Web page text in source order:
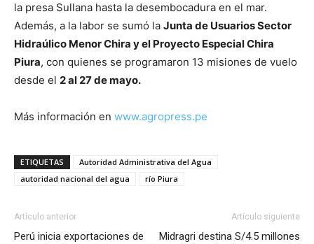
la presa Sullana hasta la desembocadura en el mar.
Además, a la labor se sumó la Junta de Usuarios Sector
Hidraúlico Menor Chira y el Proyecto Especial Chira
Piura, con quienes se programaron 13 misiones de vuelo
desde el 2 al 27 de mayo.
Más información en www.agropress.pe
ETIQUETAS
Autoridad Administrativa del Agua
autoridad nacional del agua
río Piura
Artículo anterior
Perú inicia exportaciones de
Artículo siguiente
Midragri destina S/4.5 millones